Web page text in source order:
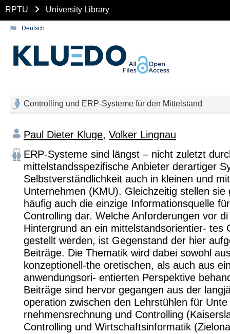
RPTU University Library
Deutsch
Controlling und ERP-Systeme für den Mittelstand
Paul Dieter Kluge, Volker Lingnau
ERP-Systeme sind längst – nicht zuletzt
mittelstandsspezifische Anbieter derartiger
Selbstverständlichkeit auch in kleinen und
Unternehmen (KMU). Gleichzeitig stellen sie
häufig auch die einzige Informationsquelle
Controlling dar. Welche Anforderungen vor
Hintergrund an ein mittelstandsorientier- tes
gestellt werden, ist Gegenstand der hier
Beiträge. Die Thematik wird dabei sowohl
konzeptionell-the oretischen, als auch aus
anwendungsori- entierten Perspektive
Beiträge sind hervor gegangen aus der
operation zwischen den Lehrstühlen für Unte
rnehmensrechnung und Controlling
Controlling und Wirtschaftsinformatik